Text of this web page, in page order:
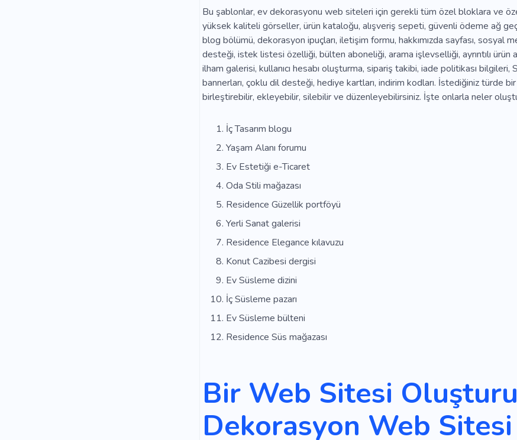
Bu şablonlar, ev dekorasyonu web siteleri için gerekli tüm özel bloklara ve
yüksek kaliteli görseller, ürün kataloğu, alışveriş sepeti, güvenli ödeme ağ
blog bölümü, dekorasyon ipuçları, iletişim formu, hakkımızda sayfası, sosyal
desteği, istek listesi özelliği, bülten aboneliği, arama işlevselliği, ayrıntılı ürün
ilham galerisi, kullanıcı hesabı oluşturma, sipariş takibi, iade politikası
bannerları, çoklu dil desteği, hediye kartları, indirim kodları. İstediğiniz türde
birleştirebilir, ekleyebilir, silebilir ve düzenleyebilirsiniz. İşte onlarla neler
İç Tasarım blogu
Yaşam Alanı forumu
Ev Estetiği e-Ticaret
Oda Stili mağazası
Residence Güzellik portföyü
Yerli Sanat galerisi
Residence Elegance kılavuzu
Konut Cazibesi dergisi
Ev Süsleme dizini
İç Süsleme pazarı
Ev Süsleme bülteni
Residence Süs mağazası
Bir Web Sitesi
Dekorasyon Web Sitesi